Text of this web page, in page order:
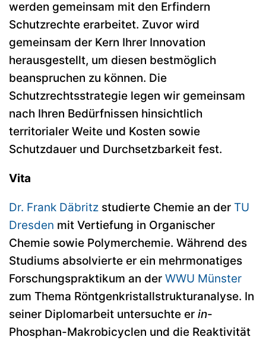
werden gemeinsam mit den Erfindern
Schutzrechte erarbeitet. Zuvor wird
gemeinsam der Kern Ihrer Innovation
herausgestellt, um diesen bestmöglich
beanspruchen zu können. Die
Schutzrechtsstrategie legen wir gemeinsam
nach Ihren Bedürfnissen hinsichtlich
territorialer Weite und Kosten sowie
Schutzdauer und Durchsetzbarkeit fest.
Vita
Dr. Frank Däbritz studierte Chemie an der TU
Dresden mit Vertiefung in Organischer
Chemie sowie Polymerchemie. Während des
Studiums absolvierte er ein mehrmonatiges
Forschungspraktikum an der WWU Münster
zum Thema Röntgenkristallstrukturanalyse. In
seiner Diplomarbeit untersuchte er in-
Phosphan-Makrobicyclen und die Reaktivität